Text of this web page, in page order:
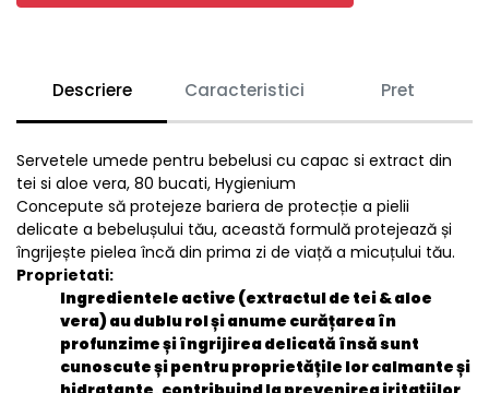
Descriere Caracteristici Pret
Servetele umede pentru bebelusi cu capac si extract din
tei si aloe vera, 80 bucati, Hygienium
Concepute să protejeze bariera de protecție a pielii
delicate a bebelușului tău, această formulă protejează și
îngrijește pielea încă din prima zi de viață a micuțului tău.
Proprietati:
Ingredientele active (extractul de tei & aloe
vera) au dublu rol și anume curățarea în
profunzime și îngrijirea delicată însă sunt
cunoscute și pentru proprietățile lor calmante și